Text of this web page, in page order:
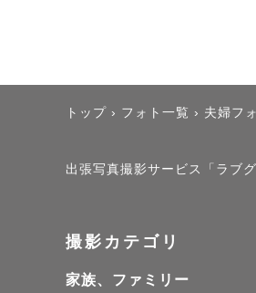
トップ › フォト一覧 › 夫婦フ
出張写真撮影サービス「ラブ
撮影カテゴリ
家族、ファミリー